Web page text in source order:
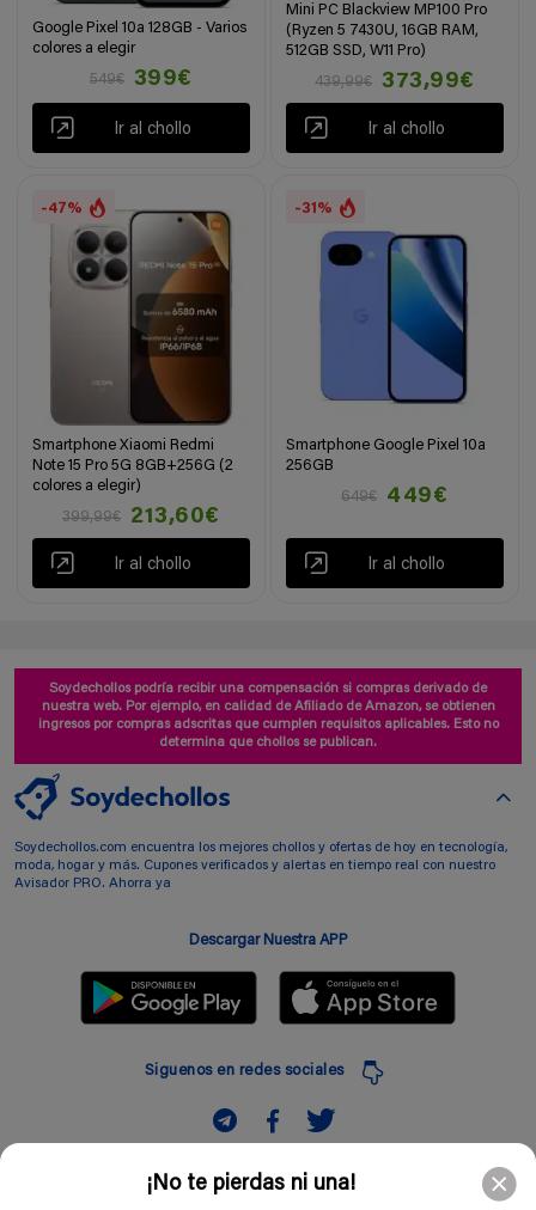
¡No te pierdas ni una!
Google Pixel 10a 128GB - Varios
colores a elegir
549€
399€
Ir al chollo
Mini PC Blackview MP100 Pro
(Ryzen 5 7430U, 16GB RAM,
512GB SSD, W11 Pro)
439,99€
373,99€
Ir al chollo
-47%
Smartphone Xiaomi Redmi
Note 15 Pro 5G 8GB+256G (2
colores a elegir)
399,99€
213,60€
Ir al chollo
-31%
Smartphone Google Pixel 10a
256GB
649€
449€
Ir al chollo
Soydechollos podría recibir una compensación si compras derivado de
nuestra web. Por ejemplo, en calidad de Afiliado de Amazon, se obtienen
ingresos por compras adscritas que cumplen requisitos aplicables. Esto no
determina que chollos se publican.
Soydechollos.com encuentra los mejores chollos y ofertas de hoy en tecnología,
moda, hogar y más. Cupones verificados y alertas en tiempo real con nuestro
Avisador PRO. Ahorra ya
Descargar Nuestra APP
Siguenos en redes sociales
Suscribir